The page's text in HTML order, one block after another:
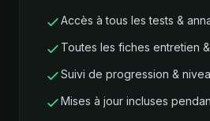
Accès à tous les tests &
Toutes les fiches entretien
Suivi de progression &
Mises à jour incluses